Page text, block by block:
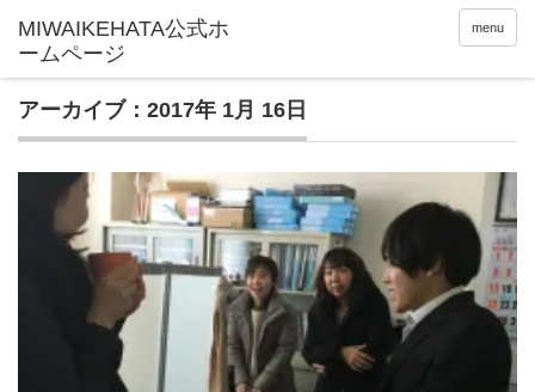
menu
アーカイブ：2017年 1月 16日